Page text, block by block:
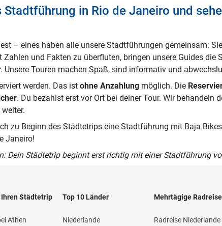
Stadtführung in Rio de Janeiro und
– eines haben alle unsere Stadtführungen gemeinsam:
Zahlen und Fakten zu überfluten, bringen unsere Guides die
Unsere Touren machen Spaß, sind informativ und
werden. Das ist ohne Anzahlung möglich. Die
. Du bezahlst erst vor Ort bei deiner Tour. Wir behandeln
zu Beginn des Städtetrips eine Stadtführung mit Baja
Janeiro!
Dein Städtetrip beginnt erst richtig mit einer Stadtführung
Städtetrip
Athen
Top 10 Länder
Niederlande
Mehrtägige
Radreise Niederlande